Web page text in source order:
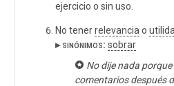
ejercicio o sin uso.
No tenerrelevancia o
▸ sinónimos: sobrar
No dije nada
comentarios después